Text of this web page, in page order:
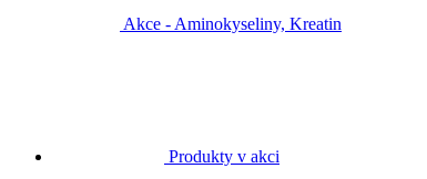
Akce - Aminokyseliny, Kreatin
Produkty v akci